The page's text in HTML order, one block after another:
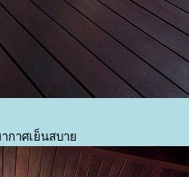
ากาศเย็นสบา